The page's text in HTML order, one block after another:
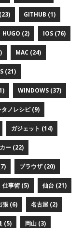
GITHUB (1)
HUGO (2) IOS (76)
MAC (24)
(21)
WINDOWS (37)
タノレシピ (9)
ガジェット (14)
ー (22)
ブラウザ (20)
仕事術 (5) 仙台 (21)
張 (6) 名古屋 (2)
(5) 岡山 (3)